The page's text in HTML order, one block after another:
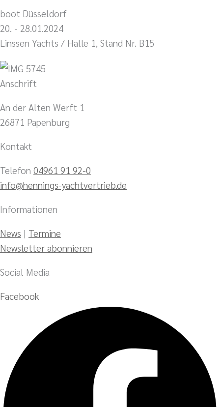
boot Düsseldorf
20. - 28.01.2024
Linssen Yachts / Halle 1, Stand Nr. B15
Anschrift
An der Alten Werft 1
26871 Papenburg
Kontakt
Telefon 04961 91 92-0
info@hennings-yachtvertrieb.de
Informationen
News | Termine
Newsletter abonnieren
Social Media
Facebook